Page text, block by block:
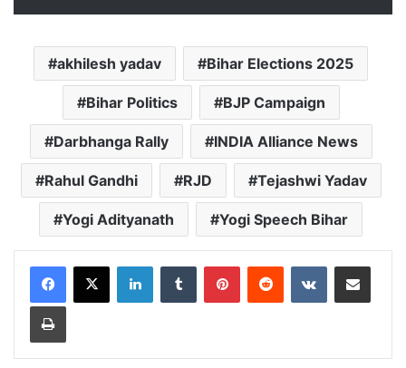
akhilesh yadav Bihar Elections 2025
Bihar Politics BJP Campaign
Darbhanga Rally INDIA Alliance News
Rahul Gandhi RJD Tejashwi Yadav
Yogi Adityanath Yogi Speech Bihar
LinkedInTumblr PinterestReddit VKontakteShare via Email
Print